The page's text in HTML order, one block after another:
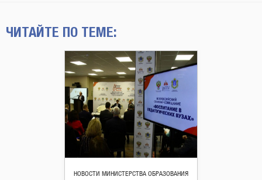
ЧИТАЙТЕ ПО ТЕМЕ:
НОВОСТИ МИНИСТЕРСТВА ОБРАЗОВАНИЯ